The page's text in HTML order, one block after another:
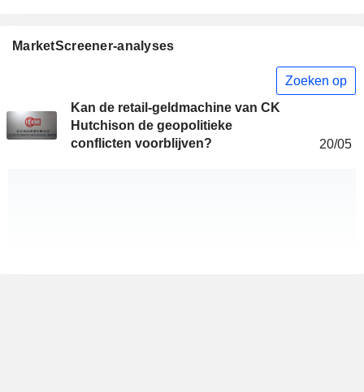
MarketScreener-analyses
Zoeken op
Kan de retail-geldmachine van CK
Hutchison de geopolitieke
conflicten voorblijven?
20/05